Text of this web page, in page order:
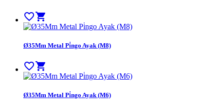
favorite_bordershopping_cart
Ø35Mm Metal Pi̇ngo Ayak (M8)
favorite_bordershopping_cart
Ø35Mm Metal Pi̇ngo Ayak (M6)